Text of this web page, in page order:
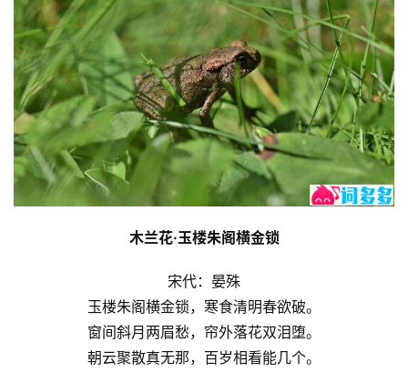
木兰花·玉楼朱阁横金锁
宋代：晏殊
玉楼朱阁横金锁，寒食清明春欲破。
窗间斜月两眉愁，帘外落花双泪堕。
朝云聚散真无那，百岁相看能几个。